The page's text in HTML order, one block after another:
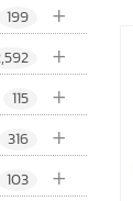
+
199
+
+
115
+
316
+
103